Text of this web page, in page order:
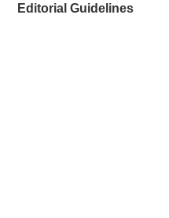
Editorial Guidelines